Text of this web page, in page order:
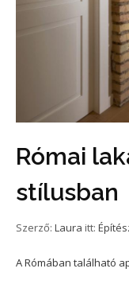
Római
stílusban
Szerző: Laura itt:
A Rómában található